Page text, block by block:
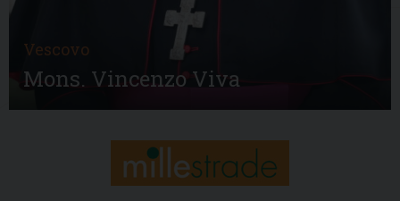
Vescovo
Mons. Vincenzo Viva